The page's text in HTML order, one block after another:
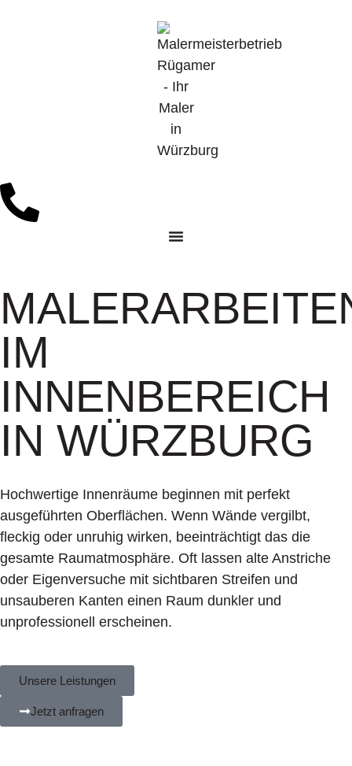
IM
INNENBEREICH
IN WÜRZBURG
Hochwertige Innenräume beginnen mit perfekt
ausgeführten Oberflächen. Wenn Wände vergilbt,
fleckig oder unruhig wirken, beeinträchtigt das die
gesamte Raumatmosphäre. Oft lassen alte Anstriche
oder Eigenversuche mit sichtbaren Streifen und
unsauberen Kanten einen Raum dunkler und
unprofessionell erscheinen.
Unsere Leistungen
Jetzt anfragen